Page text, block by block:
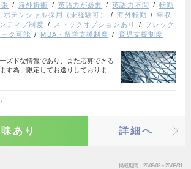
海外折衝 英語力が必要 英語力不問
転勤
ポテンシャル採用（未経験可） 海外転勤
年収
ティブ制度 ストックオプションあり
フレック
ク可能 MBA・留学支援制度 育児支援制度
ズドな情報であり、また応募できる
す為、限定してお送りしておりま
あり 詳細へ
掲載期間 26/08/03～26/08/31